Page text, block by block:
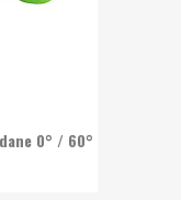
0° / 60°